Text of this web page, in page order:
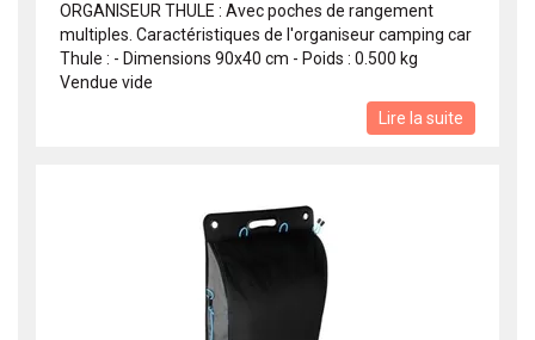
ORGANISEUR THULE : Avec poches de rangement
multiples. Caractéristiques de l'organiseur camping car
Thule : - Dimensions 90x40 cm - Poids : 0.500 kg
Vendue vide
Lire la suite